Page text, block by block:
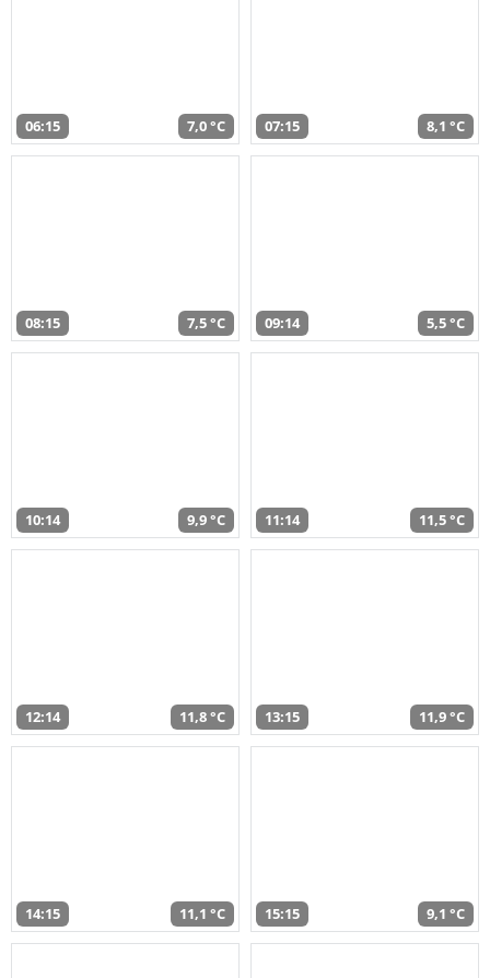
06:15 7,0 °C 07:15 8,1 °C
08:15 7,5 °C 09:14 5,5 °C
10:14 9,9 °C 11:14 11,5 °C
12:14 11,8 °C 13:15 11,9 °C
14:15 11,1 °C 15:15 9,1 °C